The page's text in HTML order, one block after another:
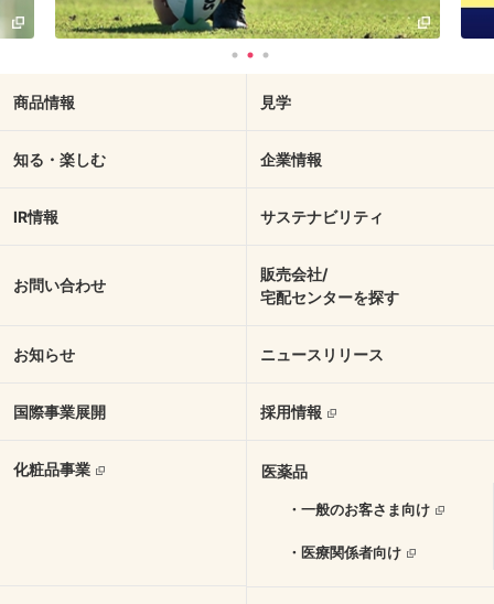
商品情報 見学
知る・楽しむ 企業情報
IR情報 サステナビリティ
お問い合わせ
販売会社/
宅配センターを探す
お知らせ ニュースリリース
国際事業展開 採用情報
化粧品事業 医薬品
・一般のお客さま向け
・医療関係者向け